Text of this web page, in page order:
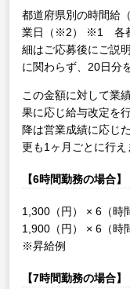
都道府県別の時間給
業日（※2）
※1 各都
細はご応募後にご説
に関わらず、20日分
この金額に対して業
果に応じ給与改定を
降は営業成績に応じ
更も1ヶ月ごとに行え
【6時間勤務の場合】
1,300（円） × 6（時
1,900（円） × 6（時
※昇給例
【7時間勤務の場合】